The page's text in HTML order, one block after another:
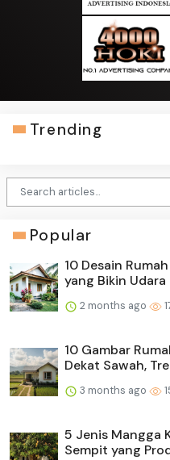
Trending
Popular
10 Desain
yang Bikin Udara
2 months ago
10 Gambar
Dekat Sawah,
3 months ago
5 Jenis Mangga
Sempit yang